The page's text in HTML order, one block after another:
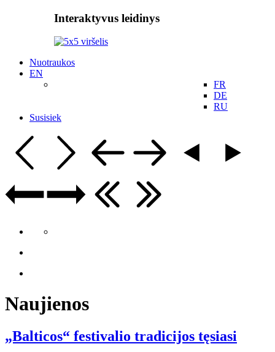
Interaktyvus leidinys
Nuotraukos
EN
FR
DE
RU
Susisiek
Naujienos
„Balticos“ festivalio tradicijos tęsiasi